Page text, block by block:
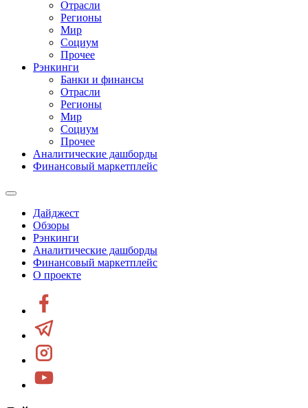
Отрасли
Регионы
Мир
Социум
Прочее
Рэнкинги
Банки и финансы
Отрасли
Регионы
Мир
Социум
Прочее
Аналитические дашборды
Финансовый маркетплейс
Дайджест
Обзоры
Рэнкинги
Аналитические дашборды
Финансовый маркетплейс
О проекте